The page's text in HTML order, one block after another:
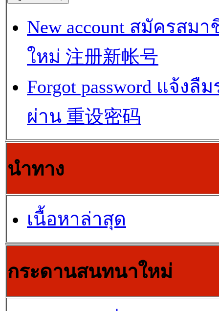
New account สมัครสมา
ใหม่ 注册新帐号
Forgot password แจ้งลื
ผ่าน 重设密码
นำทาง
เนื้อหาล่าสุด
กระดานสนทนาใหม่